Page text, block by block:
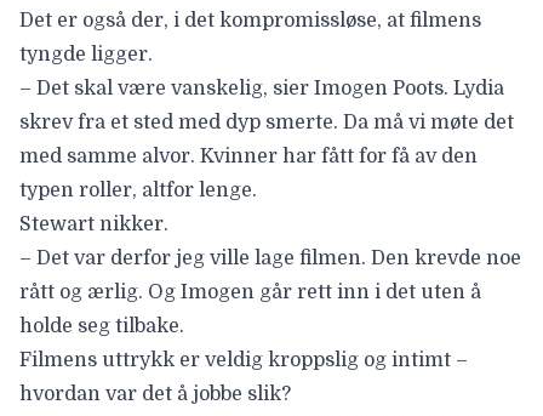
Det er også der, i det kompromissløse, at filmens
tyngde ligger.
– Det skal være vanskelig, sier Imogen Poots. Lydia
skrev fra et sted med dyp smerte. Da må vi møte det
med samme alvor. Kvinner har fått for få av den
typen roller, altfor lenge.
Stewart nikker.
– Det var derfor jeg ville lage filmen. Den krevde noe
rått og ærlig. Og Imogen går rett inn i det uten å
holde seg tilbake.
Filmens uttrykk er veldig kroppslig og intimt –
hvordan var det å jobbe slik?